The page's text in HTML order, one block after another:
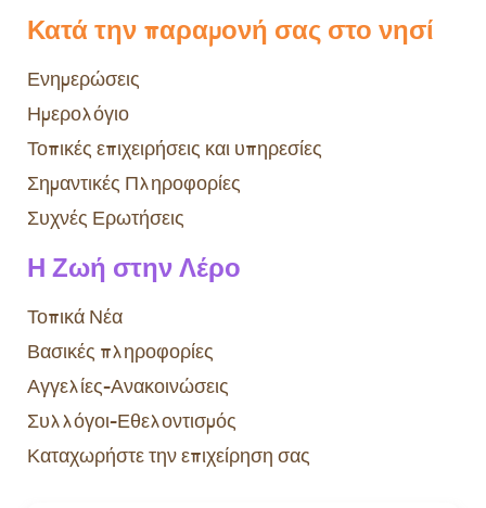
Κατά την παραμονή σας στο νησί
Ενημερώσεις
Ημερολόγιο
Τοπικές επιχειρήσεις και υπηρεσίες
Σημαντικές Πληροφορίες
Συχνές Ερωτήσεις
Η Ζωή στην Λέρο
Τοπικά Νέα
Βασικές πληροφορίες
Αγγελίες-Ανακοινώσεις
Συλλόγοι-Εθελοντισμός
Καταχωρήστε την επιχείρηση σας